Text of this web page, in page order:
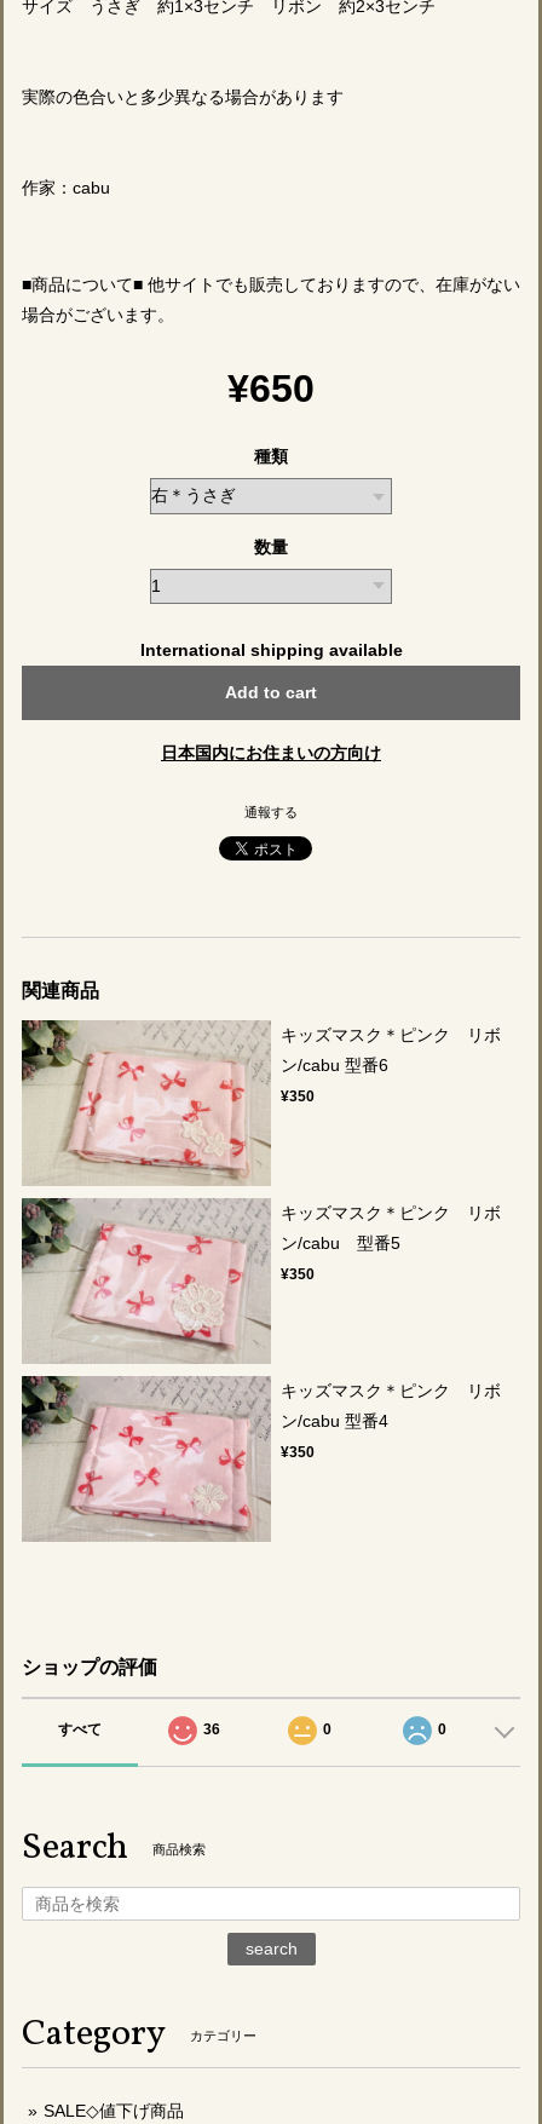
サイズ うさぎ 約1×3センチ リボン 約2×3センチ
実際の色合いと多少異なる場合があります
作家：cabu
■商品について■ 他サイトでも販売しておりますので、在庫がない
場合がございます。
¥650
種類
数量
International shipping available
Add to cart
日本国内にお住まいの方向け
通報する
関連商品
キッズマスク＊ピンク リボ
ン/cabu 型番6
¥350
キッズマスク＊ピンク リボ
ン/cabu 型番5
¥350
キッズマスク＊ピンク リボ
ン/cabu 型番4
¥350
ショップの評価
すべて 36 0 0
Search 商品検索
search
Category カテゴリー
SALE◇値下げ商品